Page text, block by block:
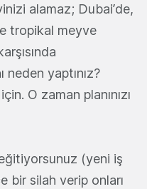
alamaz; Dubai’de,
tropikal meyve
neden yaptınız?
O zaman planınızı
(yeni iş
bir silah verip onları